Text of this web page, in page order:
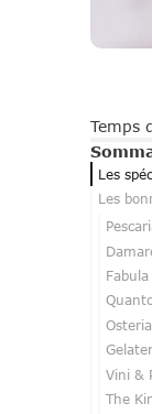
Temps
Les
Les
Vini &
The